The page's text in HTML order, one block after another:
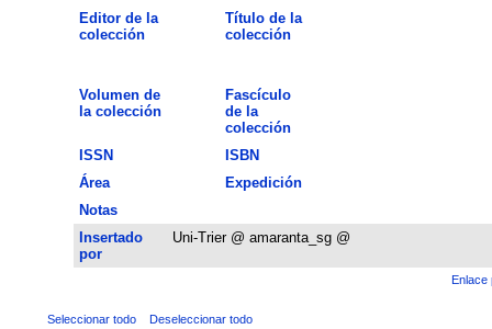
Editor de la
colección
Título de la
colección
Volumen de
la colección
Fascículo
de la
colección
ISSN
ISBN
Área
Expedición
Notas
Insertado
por
Uni-Trier @ amaranta_sg @
Enlace
Seleccionar todo Deseleccionar todo